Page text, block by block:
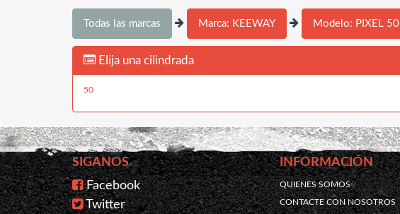
Todas las marcas Marca: KEEWAY Modelo: PIXEL 50
Elija una cilindrada
50
SIGANOS
Facebook
Twitter
INFORMACIÓN
QUIENES SOMOS
CONTACTE CON NOSOTROS